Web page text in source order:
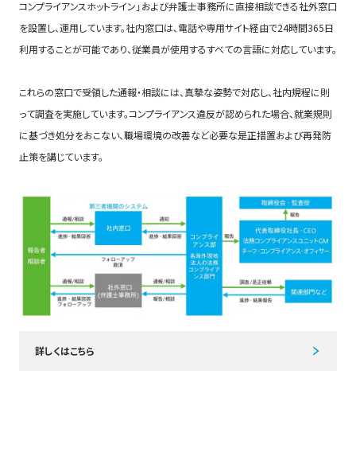
コンプライアンスホットライン」および弁護士事務所に直接相談できる社外窓口
を設置し、運用しています。社内窓口は、電話や専用サイト経由で24時間365日
利用することが可能であり、従業員が使用するすべての言語に対応しています。
これらの窓口で受領した通報・相談には、真摯な姿勢で対応し、社内規程に則
って調査を実施しています。コンプライアンス違反が認められた場合、就業規則
に基づき処分をおこない、職場環境の改善など必要な是正措置および再発防
止策を講じています。
詳しくはこちら